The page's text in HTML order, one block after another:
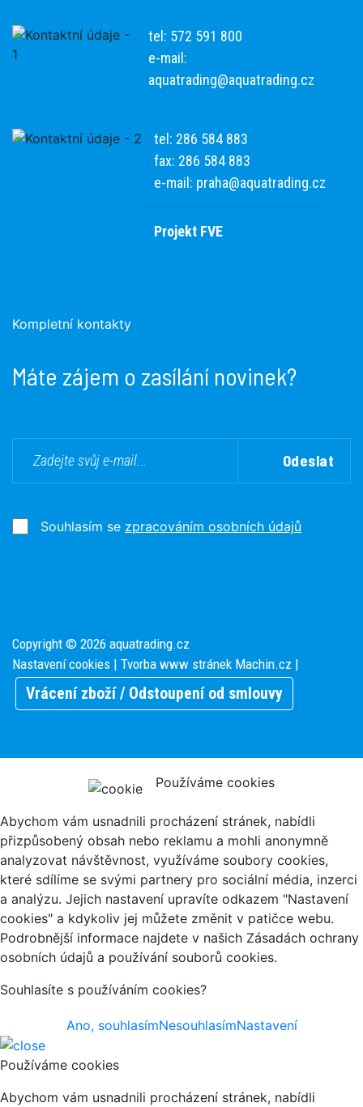
tel: 572 591 800
e-mail:
aquatrading@aquatrading.cz
tel: 286 584 883
fax: 286 584 883
e-mail: praha@aquatrading.cz
Projekt FVE
Kompletní kontakty
Máte zájem o zasílání novinek?
Souhlasím se zpracováním osobních údajů
Odeslat
Copyright © 2026 aquatrading.cz
Nastavení cookies | Tvorba www stránek Machin.cz |
Vrácení zboží / Odstoupení od smlouvy
Používáme cookies
Abychom vám usnadnili procházení stránek, nabídli
přizpůsobený obsah nebo reklamu a mohli anonymně
analyzovat návštěvnost, využíváme soubory cookies,
které sdílíme se svými partnery pro sociální média, inzerci
a analýzu. Jejich nastavení upravíte odkazem "Nastavení
cookies" a kdykoliv jej můžete změnit v patičce webu.
Podrobnější informace najdete v našich Zásadách ochrany
osobních údajů a používání souborů cookies.
Souhlasíte s používáním cookies?
Ano, souhlasímNesouhlasímNastavení
Používáme cookies
Abychom vám usnadnili procházení stránek, nabídli